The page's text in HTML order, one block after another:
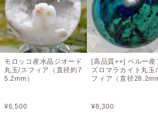
モロッコ産水晶ジオード
丸玉/スフィア（直径約7
5.2mm）
¥6,500
[高品質++] ペルー産
ズロマラカイト丸玉/
フィア（直径28.2mm
¥8,300